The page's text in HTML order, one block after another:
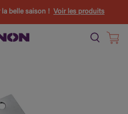
belle saison ! Voir les produits